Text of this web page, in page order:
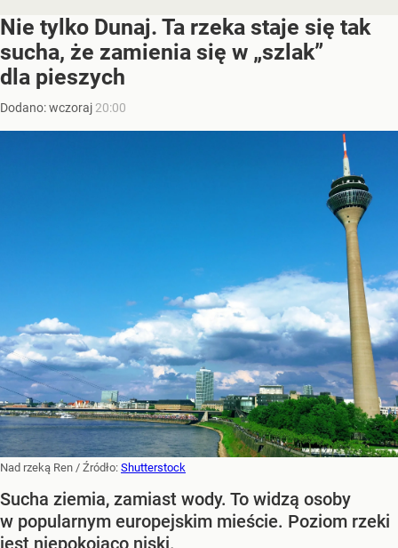
Nie tylko Dunaj. Ta rzeka staje się tak
sucha, że zamienia się w „szlak”
dla pieszych
Dodano:wczoraj 20:00
Nad rzeką Ren / Źródło: Shutterstock
Sucha ziemia, zamiast wody. To widzą osoby
w popularnym europejskim mieście. Poziom rzeki
jest niepokojąco niski.